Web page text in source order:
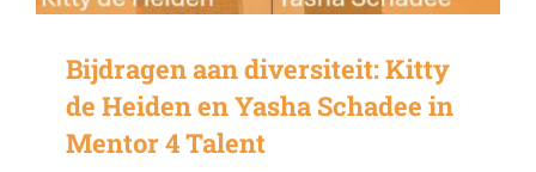
Bijdragen aan diversiteit: Kitty
de Heiden en Yasha Schadee in
Mentor 4 Talent